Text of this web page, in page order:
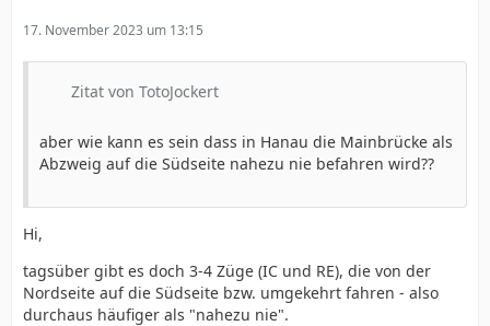
17. November 2023 um 13:15
Zitat von TotoJockert
aber wie kann es sein dass in Hanau die Mainbrücke als
Abzweig auf die Südseite nahezu nie befahren wird??
Hi,
tagsüber gibt es doch 3-4 Züge (IC und RE), die von der
Nordseite auf die Südseite bzw. umgekehrt fahren - also
durchaus häufiger als "nahezu nie".